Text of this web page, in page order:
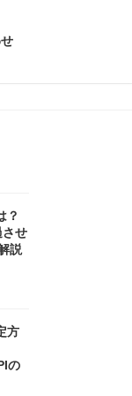
？
させ
説
方
の